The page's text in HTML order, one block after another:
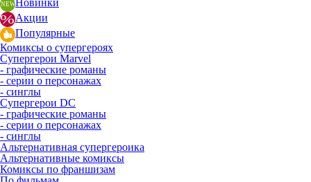
Новинки
Акции
Популярные
Комиксы о супергероях
Супергерои Marvel
- графические романы
- серии о персонажах
- синглы
Супергерои DC
- графические романы
- серии о персонажах
- синглы
Альтернативная супергероика
Альтернативные комиксы
Комиксы по франшизам